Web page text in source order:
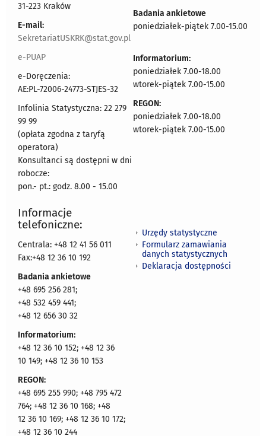
31-223 Kraków
E-mail:
SekretariatUSKRK@stat.gov.pl
e-PUAP
e-Doręczenia:
AE:PL-72006-24773-STJES-32
Infolinia Statystyczna: 22 279
99 99
(opłata zgodna z taryfą
operatora)
Konsultanci są dostępni w dni
robocze:
pon.- pt.: godz. 8.00 - 15.00
Badania ankietowe
poniedziałek-piątek 7.00-15.00
Informatorium:
poniedziałek 7.00-18.00
wtorek-piątek 7.00-15.00
REGON:
poniedziałek 7.00-18.00
wtorek-piątek 7.00-15.00
Informacje
telefoniczne:
Centrala: +48 12 41 56 011
Fax:+48 12 36 10 192
Badania ankietowe
+48 695 256 281;
+48 532 459 441;
+48 12 656 30 32
Informatorium:
+48 12 36 10 152; +48 12 36
10 149; +48 12 36 10 153
REGON:
+48 695 255 990; +48 795 472
764; +48 12 36 10 168; +48
12 36 10 169; +48 12 36 10 172;
+48 12 36 10 244
Urzędy statystyczne
Formularz zamawiania
danych statystycznych
Deklaracja dostępności